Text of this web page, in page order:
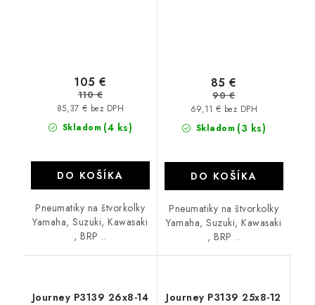
Skladom (4 ks)
85,37 € bez DPH
105 €
110 €
DO KOŠÍKA
Pneumatiky na štvorkolky
Yamaha, Suzuki, Kawasaki
, BRP ..
Skladom (3 ks)
69,11 € bez DPH
85 €
90 €
DO KOŠÍKA
Pneumatiky na štvorkolky
Yamaha, Suzuki, Kawasaki
, BRP ..
Journey P3139 26x8-14
Journey P3139 25x8-12